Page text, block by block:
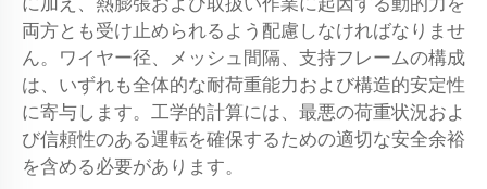
両方とも受け止められるよう配慮しなければなりませ
ん。ワイヤー径、メッシュ間隔、支持フレームの構成
は、いずれも全体的な耐荷重能力および構造的安定性
に寄与します。工学的計算には、最悪の荷重状況およ
び信頼性のある運転を確保するための適切な安全余裕
を含める必要があります。